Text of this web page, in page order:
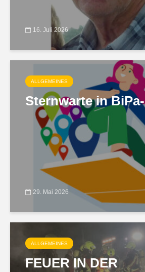
16. Juli 2026
ALLGEMEINES
Sternwarte in
29. Mai 2026
ALLGEMEINES
FEUER IN DER